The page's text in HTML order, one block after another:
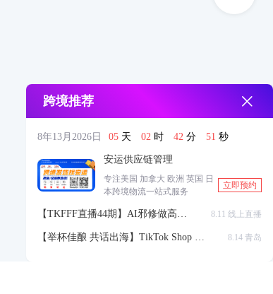
跨境推荐
8年13月2026日 05 天 02 时 42 分 51 秒
安运供应链管理
专注美国 加拿大 欧洲 英国 日
本跨境物流一站式服务
立即预约
【TKFFF直播44期】AI邪修做高点
带货视频
8.11 线上直播
【举杯佳酿 共话出海】TikTok Shop 全
8.14 青岛